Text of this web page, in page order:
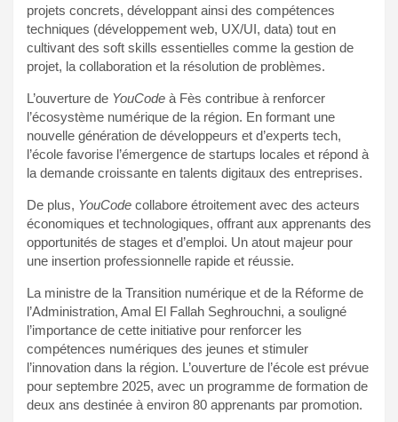
projets concrets, développant ainsi des compétences
techniques (développement web, UX/UI, data) tout en
cultivant des soft skills essentielles comme la gestion de
projet, la collaboration et la résolution de problèmes.
L’ouverture de YouCode à Fès contribue à renforcer
l’écosystème numérique de la région. En formant une
nouvelle génération de développeurs et d’experts tech,
l’école favorise l’émergence de startups locales et répond à
la demande croissante en talents digitaux des entreprises.
De plus, YouCode collabore étroitement avec des acteurs
économiques et technologiques, offrant aux apprenants des
opportunités de stages et d’emploi. Un atout majeur pour
une insertion professionnelle rapide et réussie.
La ministre de la Transition numérique et de la Réforme de
l’Administration, Amal El Fallah Seghrouchni, a souligné
l’importance de cette initiative pour renforcer les
compétences numériques des jeunes et stimuler
l’innovation dans la région. L’ouverture de l’école est prévue
pour septembre 2025, avec un programme de formation de
deux ans destinée à environ 80 apprenants par promotion.